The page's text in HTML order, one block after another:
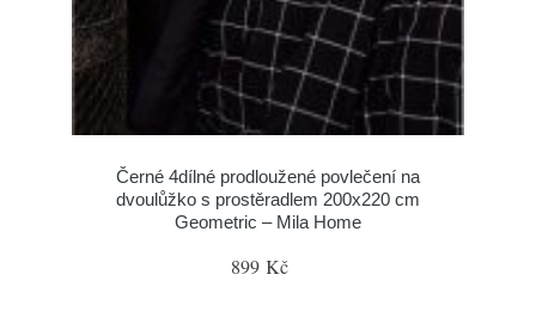
Černé 4dílné prodloužené povlečení na
dvoulůžko s prostěradlem 200x220 cm
Geometric – Mila Home
899 Kč